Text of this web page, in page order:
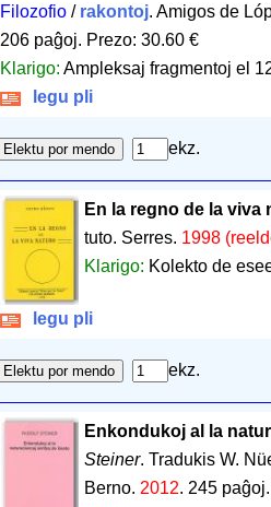
Filozofio / rakontoj. Amigos de
206 paĝoj. Prezo: 30.60 €
Klarigo: Ampleksaj fragmentoj el
legu pli
ekz.
En la regno de la viva
tuto. Serres. 1998
Klarigo: Kolekto de
legu pli
ekz.
Enkondukoj al la
Steiner. Tradukis W.
Berno. 2012. 245 paĝoj